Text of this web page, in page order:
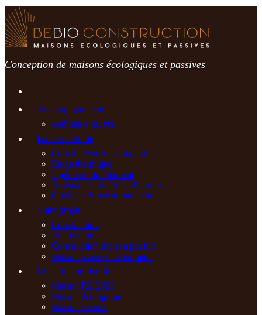
Passer
au
contenu
Conception de maisons écologiques et passives
Accompagnement
Maîtrise d’œuvre
Bureau d’étude
Constructeur maison passive
Etude thermique
Ingénierie du bâtiment
Assistance à maîtrise d’œuvre
Outils de dimensionnement
Votre projet
Construction
Rénovation
Construction maison passive
Maison passive clé en main
Construction durable
Maison RE 2020
Maison écologique
Maison passive